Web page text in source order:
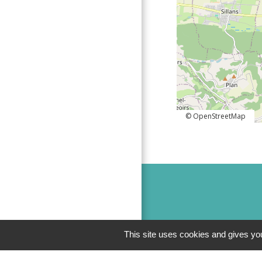
© OpenStreetMap
This site uses cookies and gives